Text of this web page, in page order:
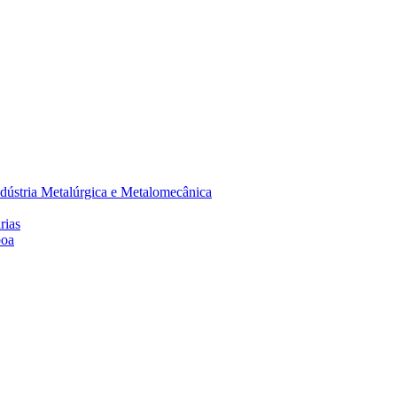
Metalúrgica e Metalomecânica